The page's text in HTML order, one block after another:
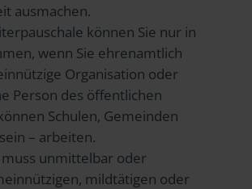
ausmachen.
können Sie nur in
wenn Sie ehrenamtlich
Organisation oder
Person des öffentlichen
Schulen, Gemeinden
– arbeiten.
unmittelbar oder
mildtätigen oder